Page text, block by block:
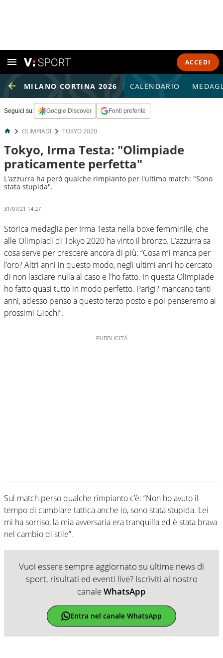
ACCEDI
MILANO CORTINA 2026 CALENDARIO
Seguici su: Google Discover Fonti preferite
OLIMPIADI TOKYO 2020
Tokyo, Irma Testa: "Olimpiade
praticamente perfetta"
L'azzurra ha però qualche rimpianto per l'ultimo match: "Sono
stata stupida".
31/07/21 14:27
Storica medaglia per Irma Testa nella boxe femminile, che
alle Olimpiadi di Tokyo 2020 ha vinto il bronzo. L’azzurra sa
cosa serve per crescere ancora di più: “Cosa mi manca per
l’oro? Altri anni in questo modo, negli ultimi anni ho cercato
di non lasciare nulla al caso e l’ho fatto. In questa Olimpiade
ho fatto quasi tutto in modo perfetto. Parigi? mancano tanti
anni, adesso penso a questo terzo posto e poi penseremo ai
prossimi Giochi”.
Sul match perso qualche rimpianto c’è: “Non ho avuto il
tempo di cambiare tattica anche io, sono stata stupida. Lei
mi ha sorriso, la mia avversaria era tranquilla ed è stata brava
nel cambio di stile”.
Vuoi essere sempre aggiornato su ultime news di
sport, risultati ed eventi live? Iscriviti al nostro
canaleWhatsApp
Entra nel canale WhatsApp